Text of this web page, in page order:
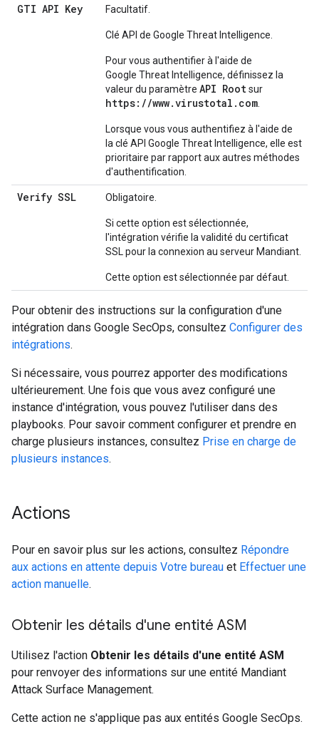
GTI API Key Facultatif.
Clé API de Google Threat Intelligence.
Pour vous authentifier à l'aide de
Google Threat Intelligence, définissez la
valeur du paramètre API Rootsur
https://www.virustotal.com
Lorsque vous vous authentifiez à l'aide de
la clé API Google Threat Intelligence, elle est
prioritaire par rapport aux autres méthodes
d'authentification.
Verify SSL Obligatoire.
Si cette option est sélectionnée,
l'intégration vérifie la validité du certificat
SSL pour la connexion au serveur Mandiant.
Cette option est sélectionnée par défaut.
Pour obtenir des instructions sur la configuration d'une
intégration dans Google SecOps, consultez Configurer des
intégrations.
Si nécessaire, vous pourrez apporter des modifications
ultérieurement. Une fois que vous avez configuré une
instance d'intégration, vous pouvez l'utiliser dans des
playbooks. Pour savoir comment configurer et prendre en
charge plusieurs instances, consultez Prise en charge de
plusieurs instances.
Actions
Pour en savoir plus sur les actions, consultez Répondre
aux actions en attente depuis Votre bureau et Effectuer une
action manuelle.
Obtenir les détails d'une entité ASM
Utilisez l'action Obtenir les détails d'une entité ASM
pour renvoyer des informations sur une entité Mandiant
Attack Surface Management.
Cette action ne s'applique pas aux entités Google SecOps.